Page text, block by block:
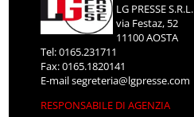
LG PRESSE S.R.L.
via Festaz, 52
11100 AOSTA
Tel: 0165.231711
Fax: 0165.1820141
E-mailsegreteria@lgpresse.com
RESPONSABILE DI AGENZIA